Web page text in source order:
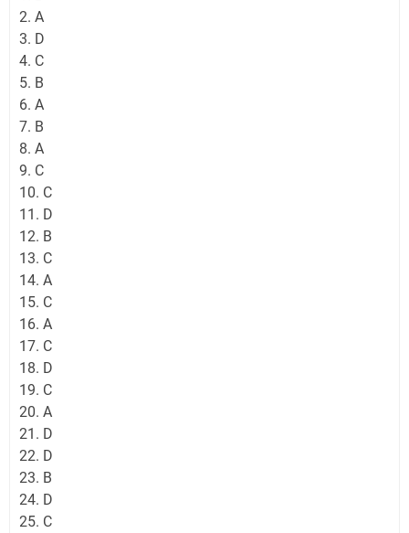
2. A
3. D
4. C
5. B
6. A
7. B
8. A
9. C
10. C
11. D
12. B
13. C
14. A
15. C
16. A
17. C
18. D
19. C
20. A
21. D
22. D
23. B
24. D
25. C